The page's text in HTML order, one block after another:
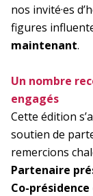
nos invité·es
figures
maintenant.
Un nombre
engagés
Cette édition
soutien de
remercions
Partenaire
Co-présidence